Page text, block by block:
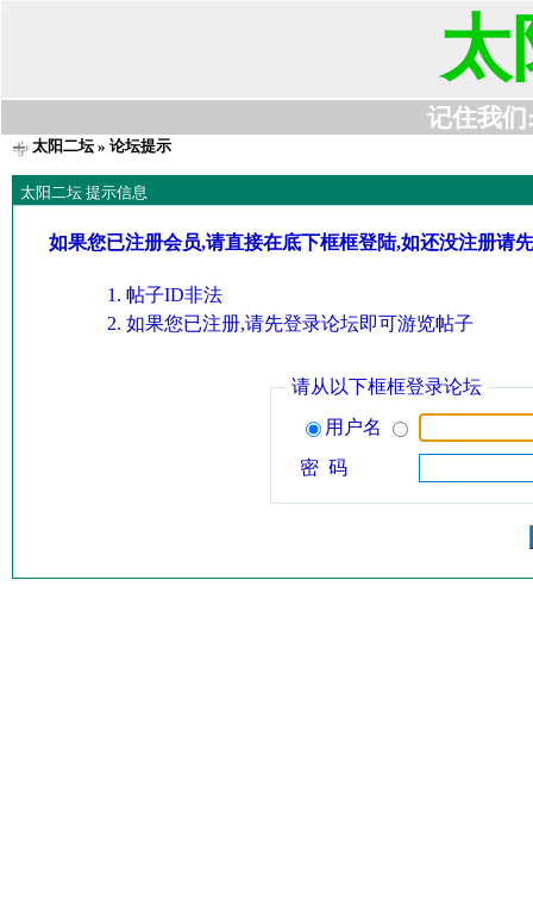
太
记住我们
太阳二坛» 论坛提示
太阳二坛 提示信息
如果您已注册会员,请直接在底下框框登陆,如还没注册请
帖子ID非法
如果您已注册,请先登录论坛即可游览帖子
请从以下框框登录论坛
用户名
密 码